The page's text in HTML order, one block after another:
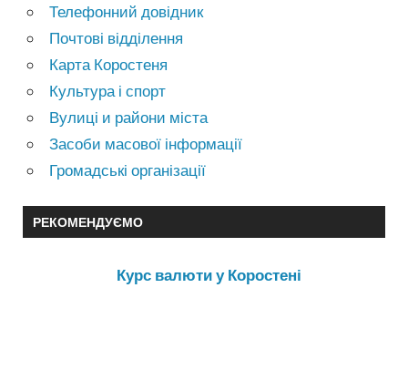
Телефонний довідник
Почтові відділення
Карта Коростеня
Культура і спорт
Вулиці и райони міста
Засоби масової інформації
Громадські організації
РЕКОМЕНДУЄМО
Курс валюти у Коростені